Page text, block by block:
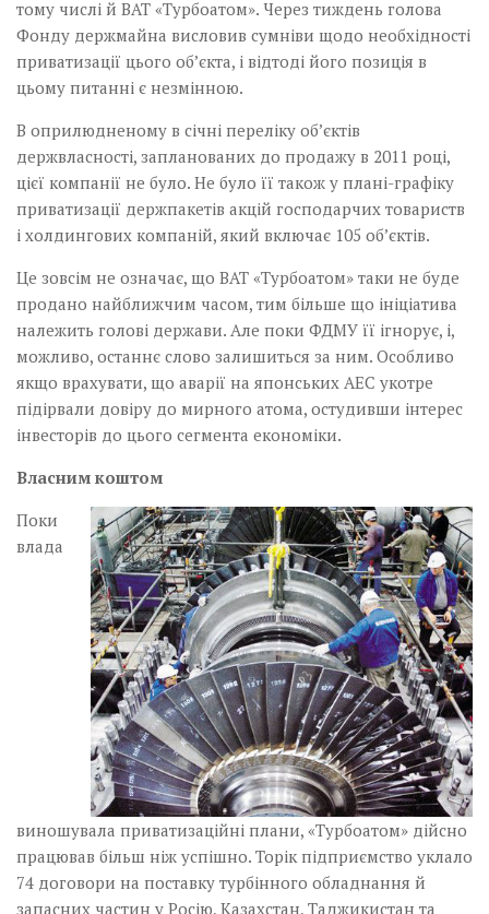
тому числі й ВАТ «Турбоатом». Через тиждень голова
Фонду держмайна висловив сумніви щодо необхідності
приватизації цього об’єкта, і відтоді його позиція в
цьому питанні є незмінною.
В оприлюдненому в січні переліку об’єктів
держвласності, запланованих до продажу в 2011 році,
цієї компанії не було. Не було її також у плані-графіку
приватизації держпакетів акцій господарчих товариств
і холдингових компаній, який включає 105 об’єктів.
Це зовсім не означає, що ВАТ «Турбоатом» таки не буде
продано найближчим часом, тим більше що ініціатива
належить голові держави. Але поки ФДМУ її ігнорує, і,
можливо, останнє слово залишиться за ним. Особливо
якщо врахувати, що аварії на японських АЕС укотре
підірвали довіру до мирного атома, остудивши інте­рес
інвесторів до цього сегмента економіки.
Власним коштом
Поки
влада
виношувала­ приватизаційні плани, «Турбоатом» дійсно
працював більш ніж успішно. Торік підприємство уклало
74 договори на поставку турбінного обладнання й
запасних частин у Росію, Казахстан, Таджикистан та